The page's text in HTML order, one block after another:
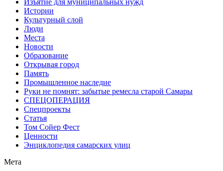
Истории
Культурный слой
Люди
Места
Новости
Образование
Открывая город
Память
Промышленное наследие
Руки не помнят: забытые ремесла старой Самары
СПЕЦОПЕРАЦИЯ
Спецпроекты
Статья
Том Сойер Фест
Ценности
Энциклопедия самарских улиц
Мета